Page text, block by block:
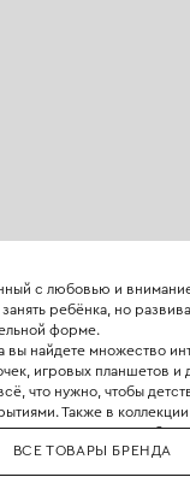
с любовью и
ребёнка, но
форме.
вы найдете множество
игровых планшетов и
что нужно, чтобы
Также в
игрушек, чтобы
ВСЕ ТОВАРЫ БРЕНДА